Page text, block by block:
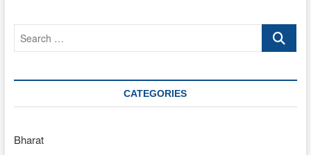
Search
CATEGORIES
Bharat